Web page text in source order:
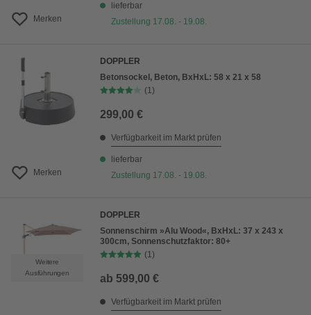
Merken
lieferbar
Zustellung 17.08. - 19.08.
Merken
DOPPLER
Betonsockel, Beton, BxHxL: 58 x 21 x 58
(1)
299,00 €
Verfügbarkeit im Markt prüfen
lieferbar
Zustellung 17.08. - 19.08.
Weitere
Ausführungen
DOPPLER
Sonnenschirm »Alu Wood«, BxHxL: 37 x 243 x
300cm, Sonnenschutzfaktor: 80+
(1)
ab 599,00 €
Verfügbarkeit im Markt prüfen